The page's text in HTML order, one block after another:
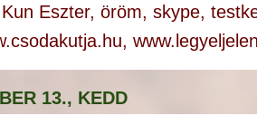
Kun Eszter,öröm,skype,
,
13., KEDD